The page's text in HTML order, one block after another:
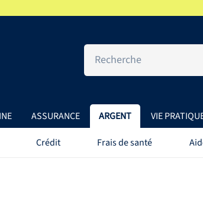
ASSURANCE ARGENT VIE
Crédit Frais de santé